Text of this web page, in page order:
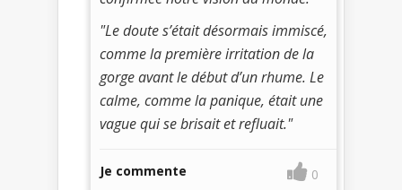
"Le doute s’était désormais immiscé,
comme la première irritation de la
gorge avant le début d’un rhume. Le
calme, comme la panique, était une
vague qui se brisait et refluait."
Je commente 0